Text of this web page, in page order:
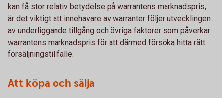
kan få stor relativ betydelse på warrantens marknadspris,
är det viktigt att innehavare av warranter följer utvecklingen
av underliggande tillgång och övriga faktorer som påverkar
warrantens marknadspris för att därmed försöka hitta rätt
försäljningstillfälle.
Att köpa och sälja